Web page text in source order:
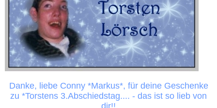
Danke, liebe Conny *Markus*, für deine Geschenke
zu *Torstens 3.Abschiedstag.... - das ist so lieb von
dir!!